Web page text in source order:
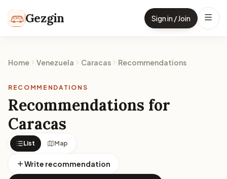
Gezgin Sign in / Join
Home Venezuela Caracas Recommendations
RECOMMENDATIONS
Recommendations for
Caracas
List Map
Write recommendation